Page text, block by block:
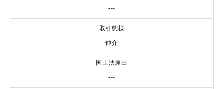
---
取引態様
仲介
国土法届出
---